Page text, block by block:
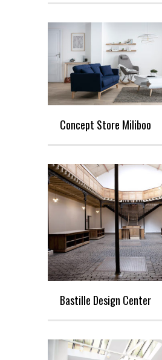
Concept Store Miliboo
Bastille Design Center